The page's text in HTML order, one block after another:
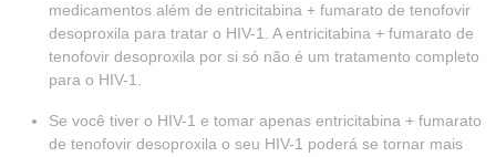
medicamentos além de entricitabina + fumarato de tenofovir
desoproxila para tratar o HIV-1. A entricitabina + fumarato de
tenofovir desoproxila por si só não é um tratamento completo
para o HIV-1.
Se você tiver o HIV-1 e tomar apenas entricitabina + fumarato
de tenofovir desoproxila o seu HIV-1 poderá se tornar mais